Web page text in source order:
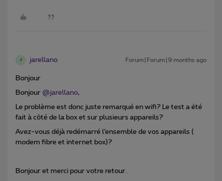
J jarellano Forum|Forum|9 months ago
Bonjour
Bonjour ​ @jarellano,
Le problème est donc juste remarqué en wifi? Le test a été
fait à côté de la box et sur plusieurs appareils?
Avez-vous déjà redémarré l’ensemble de vos appareils (
modem fibre et internet box)?
Bonjour et merci pour votre retour.